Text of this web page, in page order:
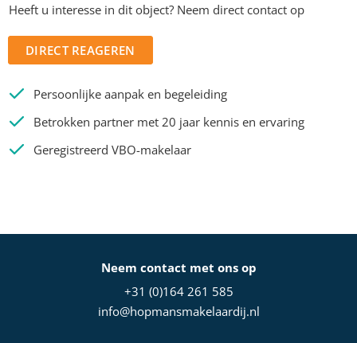
Heeft u interesse in dit object? Neem direct contact op
DIRECT REAGEREN
Persoonlijke aanpak en begeleiding
Betrokken partner met 20 jaar kennis en ervaring
Geregistreerd VBO-makelaar
Neem contact met ons op
+31 (0)164 261 585
info@hopmansmakelaardij.nl